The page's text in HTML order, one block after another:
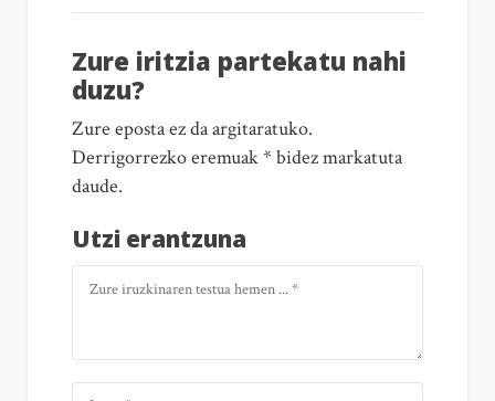
Zure iritzia partekatu nahi
duzu?
Zure eposta ez da argitaratuko.
Derrigorrezko eremuak * bidez markatuta
daude.
Utzi erantzuna